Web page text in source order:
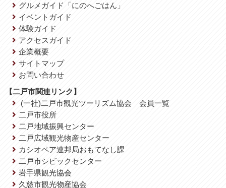
グルメガイド「にのへごはん」
イベントガイド
体験ガイド
アクセスガイド
企業概要
サイトマップ
お問い合わせ
【二戸市関連リンク】
(一社)二戸市観光ツーリズム協会 会員一覧
二戸市役所
二戸地域振興センター
二戸広域観光物産センター
カシオペア連邦局おもてなし課
二戸市シビックセンター
岩手県観光協会
久慈市観光物産協会